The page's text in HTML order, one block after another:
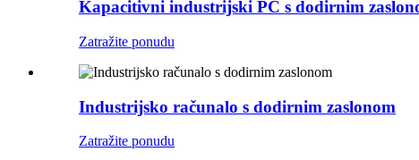
Kapacitivni industrijski PC s dodirnim
Zatražite ponudu
Industrijsko računalo s dodirnim zaslonom
Zatražite ponudu